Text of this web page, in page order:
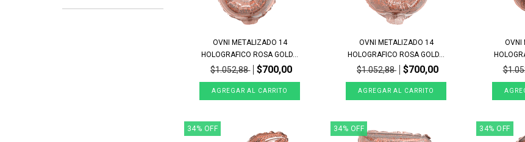
OVNI METALIZADO 14
HOLOGRAFICO ROSA GOLD...
$1.052,88 $700,00
OVNI METALIZADO 14
HOLOGRAFICO ROSA GOLD...
$1.052,88 $700,00
OVNI
34% OFF 34% OFF 34% OFF